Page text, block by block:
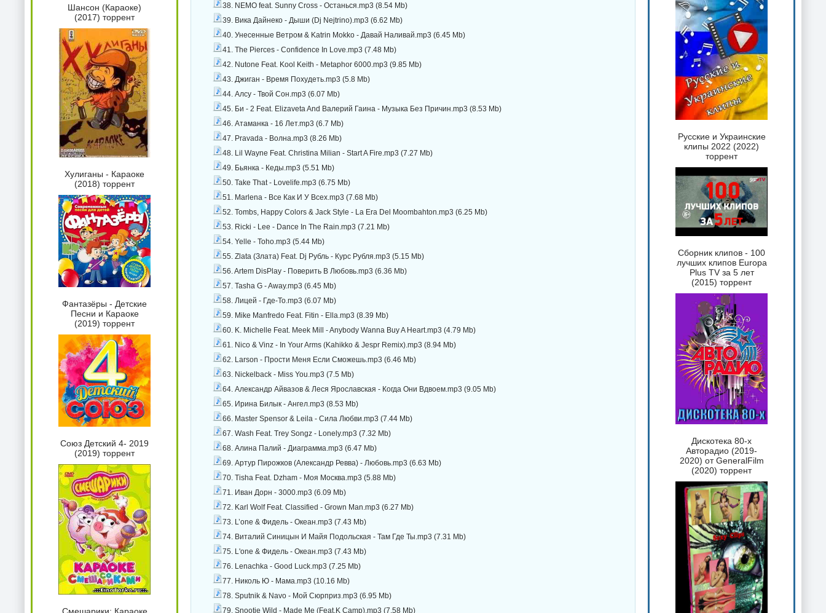
38. NEMO feat. Sunny Cross - Останься.mp3 (8.54 Mb)
39. Вика Дайнеко - Дыши (Dj Nejtrino).mp3 (6.62 Mb)
40. Унесенные Ветром & Katrin Mokko - Давай Наливай.mp3 (6.45 Mb)
41. The Pierces - Confidence In Love.mp3 (7.48 Mb)
42. Nutone Feat. Kool Keith - Metaphor 6000.mp3 (9.85 Mb)
43. Джиган - Время Похудеть.mp3 (5.8 Mb)
44. Алсу - Твой Сон.mp3 (6.07 Mb)
45. Би - 2 Feat. Elizaveta And Валерий Гаина - Музыка Без Причин.mp3 (8.53 Mb)
46. Атаманка - 16 Лет.mp3 (6.7 Mb)
47. Pravada - Волна.mp3 (8.26 Mb)
48. Lil Wayne Feat. Christina Milian - Start A Fire.mp3 (7.27 Mb)
49. Бьянка - Кеды.mp3 (5.51 Mb)
50. Take That - Lovelife.mp3 (6.75 Mb)
51. Marlena - Все Как И У Всех.mp3 (7.68 Mb)
52. Tombs, Happy Colors & Jack Style - La Era Del Moombahton.mp3 (6.25 Mb)
53. Ricki - Lee - Dance In The Rain.mp3 (7.21 Mb)
54. Yelle - Toho.mp3 (5.44 Mb)
55. Zlata (Злата) Feat. Dj Рубль - Курс Рубля.mp3 (5.15 Mb)
56. Artem DisPlay - Поверить В Любовь.mp3 (6.36 Mb)
57. Tasha G - Away.mp3 (6.45 Mb)
58. Лицей - Где-То.mp3 (6.07 Mb)
59. Mike Manfredo Feat. Fitin - Ella.mp3 (8.39 Mb)
60. K. Michelle Feat. Meek Mill - Anybody Wanna Buy A Heart.mp3 (4.79 Mb)
61. Nico & Vinz - In Your Arms (Kahikko & Jespr Remix).mp3 (8.94 Mb)
62. Larson - Прости Меня Если Сможешь.mp3 (6.46 Mb)
63. Nickelback - Miss You.mp3 (7.5 Mb)
64. Александр Айвазов & Леся Ярославская - Когда Они Вдвоем.mp3 (9.05 Mb)
65. Ирина Билык - Ангел.mp3 (8.53 Mb)
66. Master Spensor & Leila - Сила Любви.mp3 (7.44 Mb)
67. Wash Feat. Trey Songz - Lonely.mp3 (7.32 Mb)
68. Алина Палий - Диаграмма.mp3 (6.47 Mb)
69. Артур Пирожков (Александр Ревва) - Любовь.mp3 (6.63 Mb)
70. Tisha Feat. Dzham - Моя Москва.mp3 (5.88 Mb)
71. Иван Дорн - 3000.mp3 (6.09 Mb)
72. Karl Wolf Feat. Classified - Grown Man.mp3 (6.27 Mb)
73. L’one & Фидель - Океан.mp3 (7.43 Mb)
74. Виталий Синицын И Майя Подольская - Там Где Ты.mp3 (7.31 Mb)
75. L'one & Фидель - Океан.mp3 (7.43 Mb)
76. Lenachka - Good Luck.mp3 (7.25 Mb)
77. Николь Ю - Мама.mp3 (10.16 Mb)
78. Sputnik & Navo - Мой Сюрприз.mp3 (6.95 Mb)
79. Snootie Wild - Made Me (Feat.K Camp).mp3 (7.58 Mb)
Шансон (Караоке)
(2017) торрент
Хулиганы - Караоке
(2018) торрент
Фантазёры - Детские
Песни и Караоке
(2019) торрент
Союз Детский 4- 2019
(2019) торрент
Русские и Украинские
клипы 2022 (2022)
торрент
Сборник клипов - 100
лучших клипов Europa
Plus TV за 5 лет
(2015) торрент
Дискотека 80-х
Авторадио (2019-
2020) от GeneralFilm
(2020) торрент